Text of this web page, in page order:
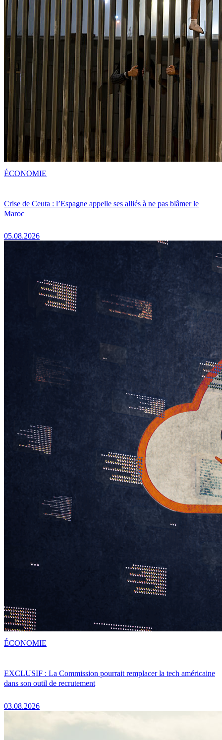
Crise de Ceuta : l’Espagne appelle ses alliés à ne pas blâmer le
Maroc
05.08.2026
ÉCONOMIE
EXCLUSIF : La Commission pourrait remplacer la tech américaine
dans son outil de recrutement
03.08.2026
ÉCONOMIE